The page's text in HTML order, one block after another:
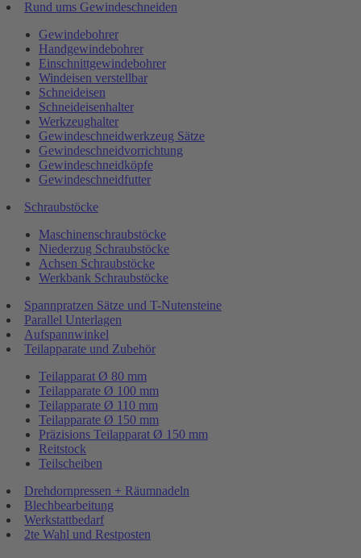
Rund ums Gewindeschneiden
Gewindebohrer
Handgewindebohrer
Einschnittgewindebohrer
Windeisen verstellbar
Schneideisen
Schneideisenhalter
Werkzeughalter
Gewindeschneidwerkzeug Sätze
Gewindeschneidvorrichtung
Gewindeschneidköpfe
Gewindeschneidfutter
Schraubstöcke
Maschinenschraubstöcke
Niederzug Schraubstöcke
Achsen Schraubstöcke
Werkbank Schraubstöcke
Spannpratzen Sätze und T-Nutensteine
Parallel Unterlagen
Aufspannwinkel
Teilapparate und Zubehör
Teilapparat Ø 80 mm
Teilapparate Ø 100 mm
Teilapparate Ø 110 mm
Teilapparate Ø 150 mm
Präzisions Teilapparat Ø 150 mm
Reitstock
Teilscheiben
Drehdornpressen + Räumnadeln
Blechbearbeitung
Werkstattbedarf
2te Wahl und Restposten